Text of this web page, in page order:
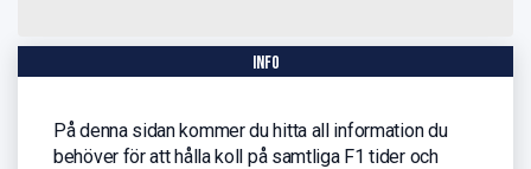
info
På denna sidan kommer du hitta all information du
behöver för att hålla koll på samtliga F1 tider och